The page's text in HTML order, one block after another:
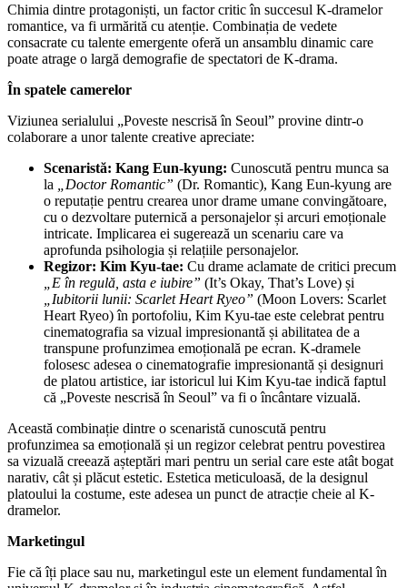
Chimia dintre protagoniști, un factor critic în succesul K-dramelor
romantice, va fi urmărită cu atenție. Combinația de vedete
consacrate cu talente emergente oferă un ansamblu dinamic care
poate atrage o largă demografie de spectatori de K-drama.
În spatele camerelor
Viziunea serialului „Poveste nescrisă în Seoul” provine dintr-o
colaborare a unor talente creative apreciate:
Scenaristă: Kang Eun-kyung: Cunoscută pentru munca sa
la
„Doctor Romantic” (Dr. Romantic), Kang Eun-kyung are
o reputație pentru crearea unor drame umane convingătoare,
cu o dezvoltare puternică a personajelor și arcuri emoționale
intricate. Implicarea ei sugerează un scenariu care va
aprofunda psihologia și relațiile personajelor.
Regizor: Kim Kyu-tae: Cu drame aclamate de critici precum
„E în regulă, asta e iubire” (It’s Okay, That’s Love) și
„Iubitorii lunii: Scarlet Heart Ryeo” (Moon Lovers: Scarlet
Heart Ryeo) în portofoliu, Kim Kyu-tae este celebrat pentru
cinematografia sa vizual impresionantă și abilitatea de a
transpune profunzimea emoțională pe ecran. K-dramele
folosesc adesea o cinematografie impresionantă și designuri
de platou artistice, iar istoricul lui Kim Kyu-tae indică faptul
că „Poveste nescrisă în Seoul” va fi o încântare vizuală.
Această combinație dintre o scenaristă cunoscută pentru
profunzimea sa emoțională și un regizor celebrat pentru povestirea
sa vizuală creează așteptări mari pentru un serial care este atât bogat
narativ, cât și plăcut estetic. Estetica meticuloasă, de la designul
platoului la costume, este adesea un punct de atracție cheie al K-
dramelor.
Marketingul
Fie că îți place sau nu, marketingul este un element fundamental în